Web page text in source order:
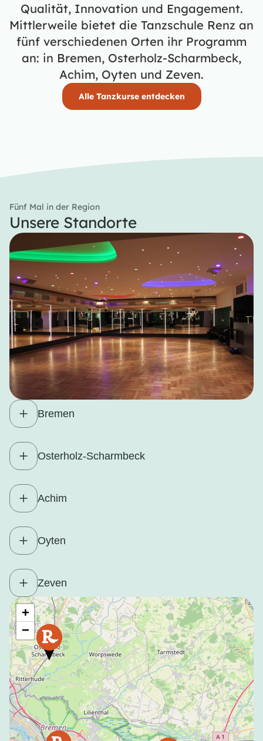
Qualität, Innovation und Engagement.
Mittlerweile bietet die Tanzschule Renz an
fünf verschiedenen Orten ihr Programm
an: in Bremen, Osterholz-Scharmbeck,
Achim, Oyten und Zeven.
Alle Tanzkurse entdecken
Fünf Mal in der Region
Unsere Standorte
Bremen
Osterholz-Scharmbeck
Achim
Oyten
Zeven
+
−